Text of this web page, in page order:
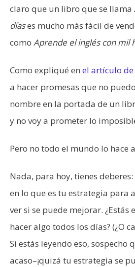
claro que un libro que se llama
díases mucho más fácil de
como Aprende el inglés con mil
Como expliqué en el artículo
a hacer promesas que no
nombre en la portada de un
y no voy a prometer lo
Pero no todo el mundo lo hace
Nada, para hoy, tienes
en lo que es tu estrategia para
ver si se puede mejorar. ¿Estás
hacer algo todos los días? (¿O
Si estás leyendo eso, sospecho
acaso–¡quizá tu estrategia se